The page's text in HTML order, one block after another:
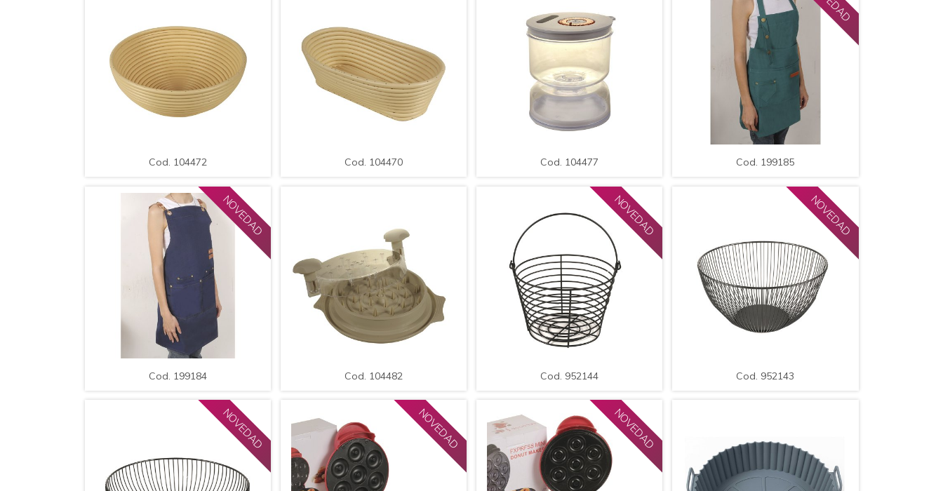
AMPLIAR DETALLE
27*10cm.
Cod. 104472
AMPLIAR DETALLE
28*15*8cm.
Cod. 104470
AMPLIAR DETALLE
Cod. 104477
Pickles
Cod. 104477
AMPLIAR DETALLE
Cod. 199185
Delantal de Cocina de Polyester,
Colores Surtidos / Med.: 72*65cm.
Cod. 199185
NOVEDAD
DETALLE
Cod. 199184
Delantal de Cocina de Polyester,
Colores Surtidos / Med.: 74*65cm.
Cod. 199184
AMPLIAR DETALLE
Cod. 104482
Cod. 104482
NOVEDAD
AMPLIAR DETALLE
Cod. 952144
Med.: 19*13cm.
Cod. 952144
NOVEDAD
AMPLIAR DETALLE
Med.: 25*13cm.
Cod. 952143
NOVEDAD NOVEDAD NOVEDAD